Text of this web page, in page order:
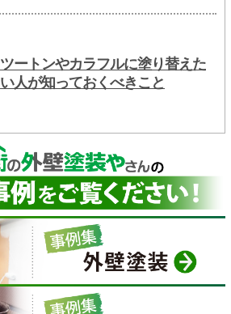
ツートンやカラフルに塗り替えた
い人が知っておくべきこと